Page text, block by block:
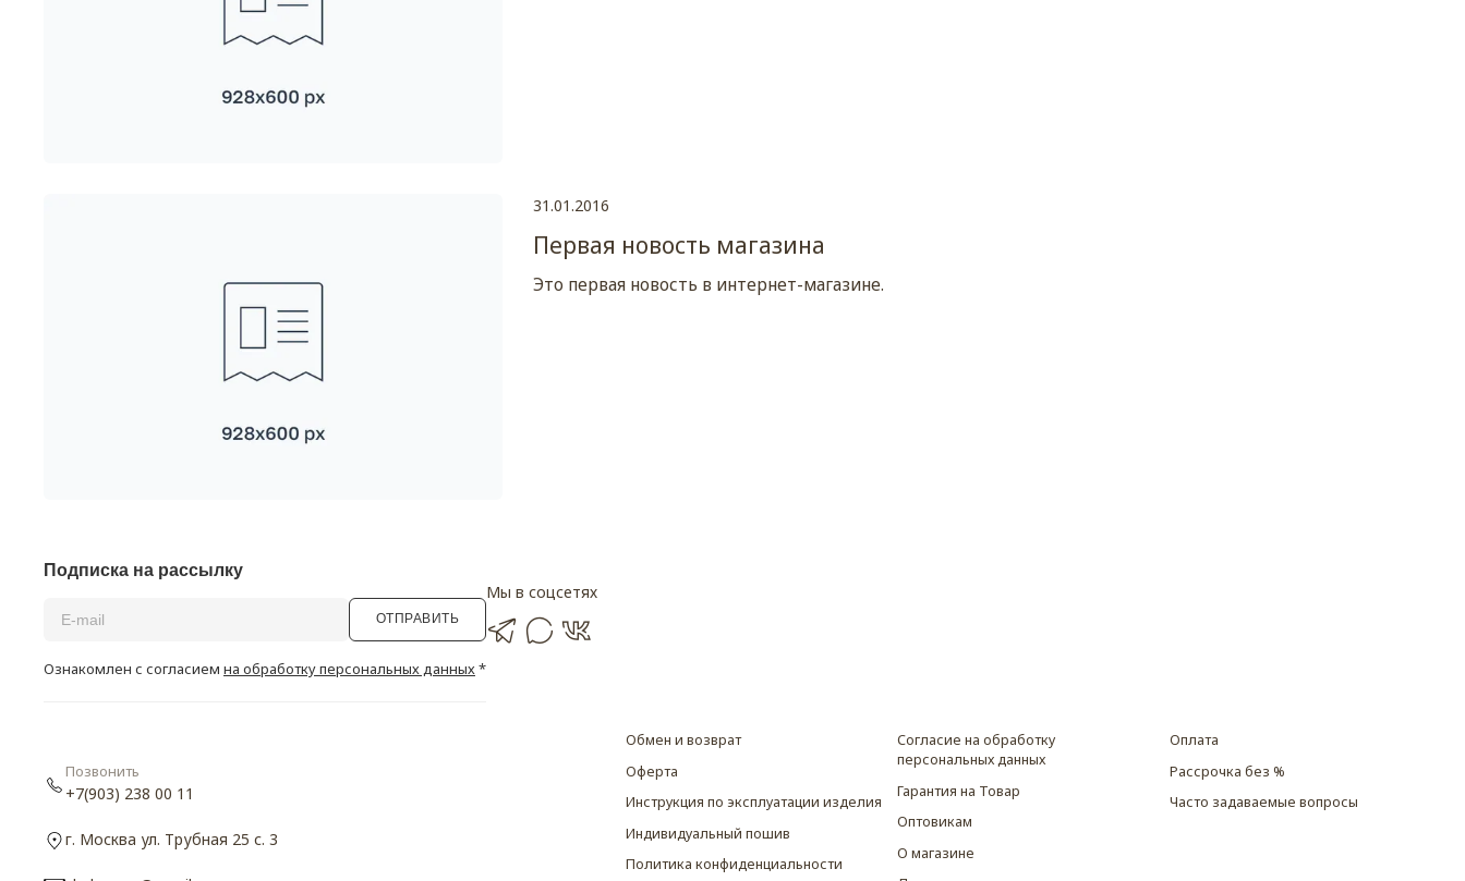
Первая новость магазина
Это первая новость в интернет-магазине.
31.01.2016
Подписка на рассылку
ОТПРАВИТЬ
Ознакомлен с согласием на обработку персональных данных *
Мы в соцсетях
Обмен и возврат
Оферта
Инструкция по эксплуатации изделия
Индивидуальный пошив
Политика конфиденциальности
Согласие на обработку
персональных данных
Гарантия на Товар
Оптовикам
О магазине
Оплата
Рассрочка без %
Часто задаваемые вопросы
Позвонить
+7(903) 238 00 11
г. Москва ул. Трубная 25 с. 3